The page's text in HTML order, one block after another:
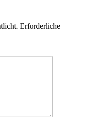
Erforderliche